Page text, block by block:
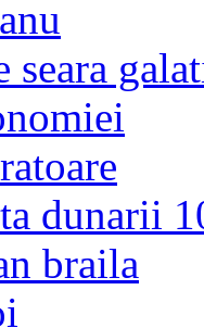
seara
dunarii
braila